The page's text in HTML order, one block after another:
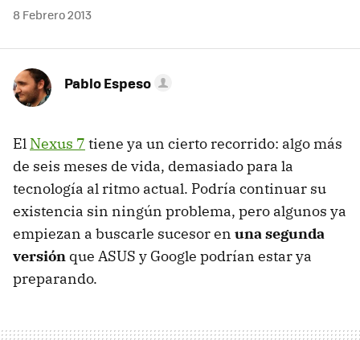
8 Febrero 2013
Pablo Espeso
El Nexus 7 tiene ya un cierto recorrido: algo más
de seis meses de vida, demasiado para la
tecnología al ritmo actual. Podría continuar su
existencia sin ningún problema, pero algunos ya
empiezan a buscarle sucesor en una segunda
versión que ASUS y Google podrían estar ya
preparando.